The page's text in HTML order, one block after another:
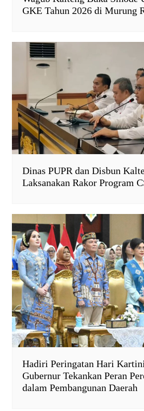
GKE Tahun 2026 di Murung
Dinas PUPR dan Disbun
Laksanakan Rakor Program
Hadiri Peringatan Hari
Gubernur Tekankan Peran
dalam Pembangunan Daerah